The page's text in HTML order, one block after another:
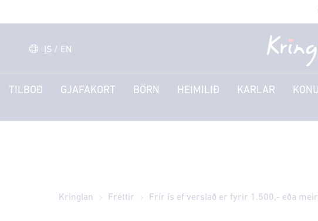
IS / EN
TILBOÐ GJAFAKORT BÖRN HEIMILIÐ KARLAR
Kringlan Fréttir Frír ís ef verslað er fyrir 1.500,- eða